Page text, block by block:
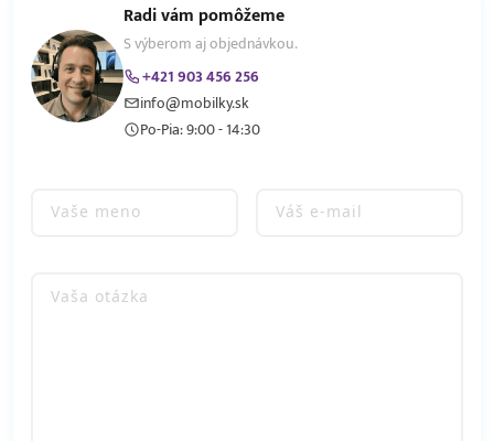
Radi vám pomôžeme
S výberom aj objednávkou.
+421 903 456 256
info@mobilky.sk
Po-Pia: 9:00 - 14:30